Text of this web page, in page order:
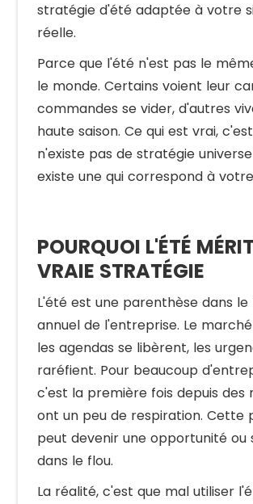
stratégie d'été adaptée à votre
réelle.
Parce que l'été n'est pas le
le monde. Certains voient leur
commandes se vider, d'autres
haute saison. Ce qui est vrai,
n'existe pas de stratégie
existe une qui correspond à
POURQUOI L'ÉTÉ
VRAIE STRATÉGIE
L'été est une parenthèse dans
annuel de l'entreprise. Le
les agendas se libèrent, les
raréfient. Pour beaucoup
c'est la première fois depuis des
ont un peu de respiration. Cette
peut devenir une opportunité ou
dans le flou.
La réalité, c'est que mal utiliser